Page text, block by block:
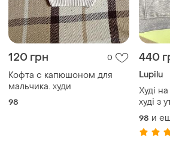
120 грн 0
Кофта с капюшоном для
мальчика. худи
98
440
Lupilu
Худі
худі з
98 и